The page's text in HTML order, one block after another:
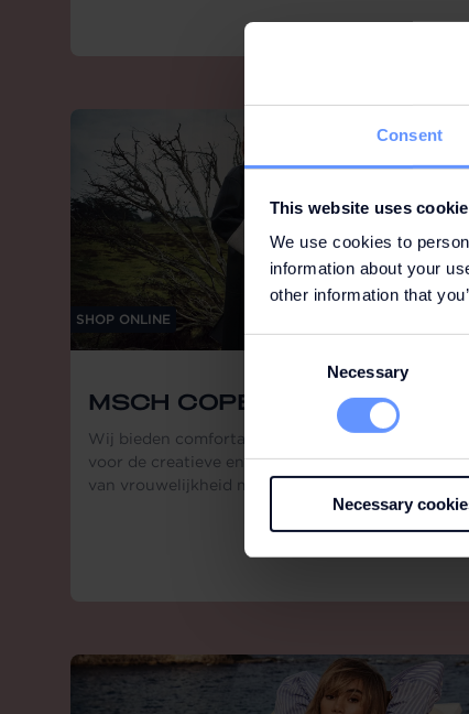
Consent
This website uses
We use cookies to
information about your
other information that
Necessary
Necessary
SHOP ONLINE
MSCH COPENHAGEN
Wij bieden comfortabele modebewuste kleding
voor de creatieve en krachtige vrouw, wie houdt
van vrouwelijkheid met een coole en urban twist.